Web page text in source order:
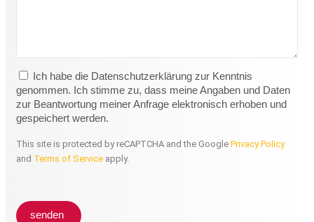
Ich habe die Datenschutzerklärung zur Kenntnis
genommen. Ich stimme zu, dass meine Angaben und Daten
zur Beantwortung meiner Anfrage elektronisch erhoben und
gespeichert werden.
This site is protected by reCAPTCHA and the Google Privacy Policy
and Terms of Service apply.
senden